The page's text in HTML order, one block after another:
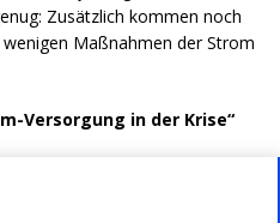
Zusätzlich kommen noch
Maßnahmen der Strom
Versorgung in der Krise“